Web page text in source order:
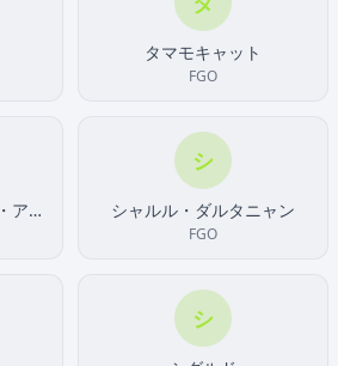
タマモキャット
FGO
ライネス・エルメロイ・アーチゾルテ
シ
シャルル・ダルタニャン
FGO
シ